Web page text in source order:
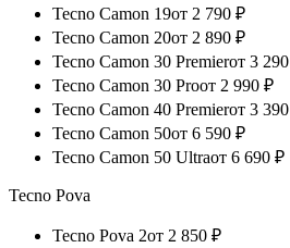
Tecno Camon 19от 2 790 ₽
Tecno Camon 20от 2 890 ₽
Tecno Camon 30 Premierот 3 290
Tecno Camon 30 Proот 2 990 ₽
Tecno Camon 40 Premierот 3 390
Tecno Camon 50от 6 590 ₽
Tecno Camon 50 Ultraот 6 690 ₽
Tecno Pova
Tecno Pova 2от 2 850 ₽